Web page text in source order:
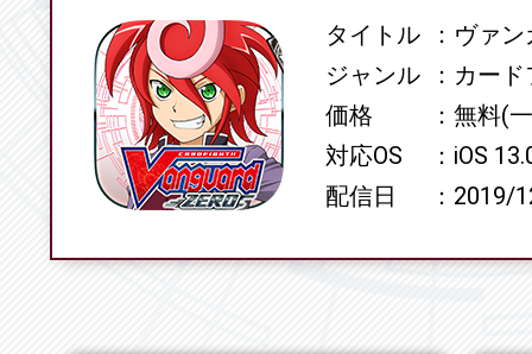
SPECタイトル
ヴァン
ジャンル
カード
価格
無料(
対応OS
iOS
配信日
2019/